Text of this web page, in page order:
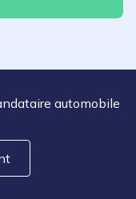
automobile